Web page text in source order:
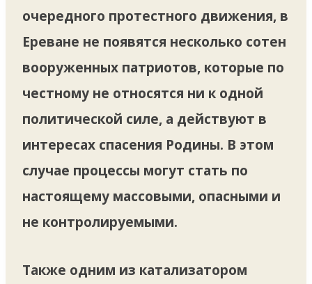
очередного протестного движения, в
Ереване не появятся несколько сотен
вооруженных патриотов, которые по
честному не относятся ни к одной
политической силе, а действуют в
интересах спасения Родины. В этом
случае процессы могут стать по
настоящему массовыми, опасными и
не контролируемыми.
Также одним из катализатором